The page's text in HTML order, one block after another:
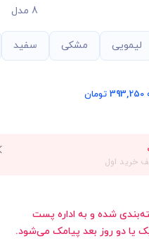
8 مدل
لیمویی مشکی سفید
شده و به اداره پست
یا دو روز بعد پیامک می‌شود.